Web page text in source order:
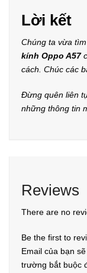
Lời kết
Chúng ta vừa
kính Oppo A57
cách. Chúc các
Đừng quên liên
những thông tin
Reviews
There are no
Be the first to
Email của bạn
trường bắt buộc